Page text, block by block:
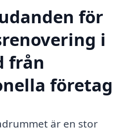
för
i
från
företag
är en stor